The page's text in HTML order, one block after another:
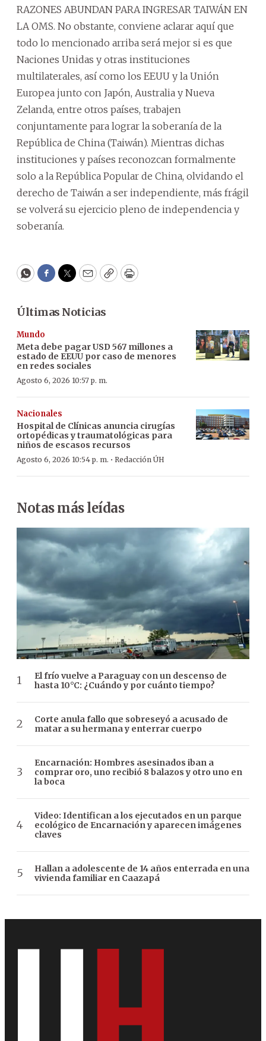
RAZONES ABUNDAN PARA INGRESAR TAIWÁN EN
LA OMS. No obstante, conviene aclarar aquí que
todo lo mencionado arriba será mejor si es que
Naciones Unidas y otras instituciones
multilaterales, así como los EEUU y la Unión
Europea junto con Japón, Australia y Nueva
Zelanda, entre otros países, trabajen
conjuntamente para lograr la soberanía de la
República de China (Taiwán). Mientras dichas
instituciones y países reconozcan formalmente
solo a la República Popular de China, olvidando el
derecho de Taiwán a ser independiente, más frágil
se volverá su ejercicio pleno de independencia y
soberanía.
WhatsApp
Facebook
Twitter
EmailCopyPrint
Últimas Noticias
Mundo
Meta debe pagar USD 567 millones a
estado de EEUU por caso de menores
en redes sociales
Agosto 6, 2026 10:57 p. m.
Nacionales
Hospital de Clínicas anuncia cirugías
ortopédicas y traumatológicas para
niños de escasos recursos
Agosto 6, 2026 10:54 p. m. · Redacción ÚH
Notas más leídas
El frío vuelve a Paraguay con un descenso de
hasta 10°C: ¿Cuándo y por cuánto tiempo?
Corte anula fallo que sobreseyó a acusado de
matar a su hermana y enterrar cuerpo
Encarnación: Hombres asesinados iban a
comprar oro, uno recibió 8 balazos y otro uno en
la boca
Video: Identifican a los ejecutados en un parque
ecológico de Encarnación y aparecen imágenes
claves
Hallan a adolescente de 14 años enterrada en una
vivienda familiar en Caazapá